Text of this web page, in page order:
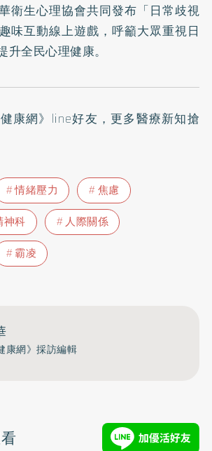
衛生心理協會共同發布 「日常歧視
趣味互動線上遊戲 ，呼籲大眾重視日
全民心理健康。
健康網》line好友 ，更多醫療新知搶
情緒壓力
焦慮
神科
人際關係
霸凌
康網》採訪編輯